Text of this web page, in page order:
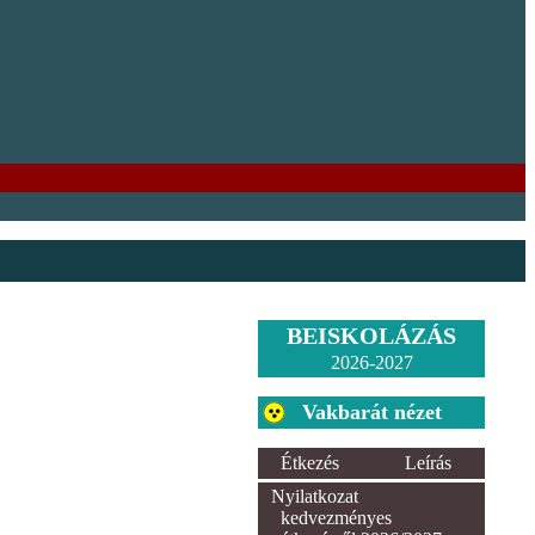
BEISKOLÁZÁS
2026-2027
Vakbarát nézet
Étkezés
Leírás
Nyilatkozat
kedvezményes